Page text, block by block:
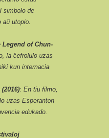
simbolo de
aŭ utopio.
Legend of Chun-
la ĉefrolulo uzas
kun internacia
: En tiu filmo,
uzas Esperanton
edukado.